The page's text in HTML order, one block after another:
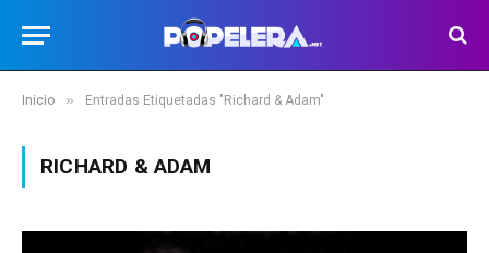
Inicio » Entradas Etiquetadas "Richard & Adam"
RICHARD & ADAM